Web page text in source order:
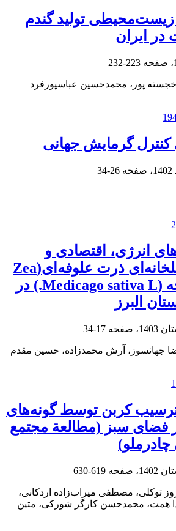
زیست‌محیطی تولید گندم
ایران
223-232
پور، محمدحسین عباسپورفرد
گرمایش جهانی
26-34
انرژی، اقتصادی و
انتشار گازهای گلخانه‌ای ذرت علوفه‌ای(Zea
mays L.) و یونجه (Medicago sativa L.) در
البرز
17-34
جهانسوز، آرش محمدزاده، حسین مقدم
کربن توسط گونه‌های
فضای سبز (مطالعة مجتمع
619-630
توکلی، مصطفی میراب‌زاده اردکانی،
همت، محمدحسن کارگر شورکی، متین